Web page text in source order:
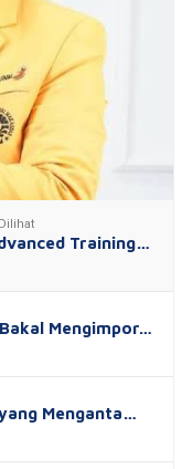
Training…
Mengimpor…
Menganta…